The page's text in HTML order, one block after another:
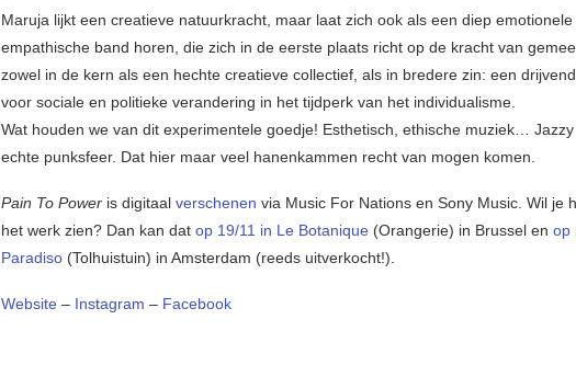
Maruja lijkt een creatieve natuurkracht, maar laat zich ook als een diep emotionele
empathische band horen, die zich in de eerste plaats richt op de kracht van
zowel in de kern als een hechte creatieve collectief, als in bredere zin: een
voor sociale en politieke verandering in het tijdperk van het individualisme.
Wat houden we van dit experimentele goedje! Esthetisch, ethische muziek…
echte punksfeer. Dat hier maar veel hanenkammen recht van mogen komen.
Pain To Power is digitaal verschenen via Music For Nations en Sony Music. Wil je
het werk zien? Dan kan dat op 19/11 in Le Botanique (Orangerie) in Brussel en op
Paradiso (Tolhuistuin) in Amsterdam (reeds uitverkocht!).
Website – Instagram – Facebook